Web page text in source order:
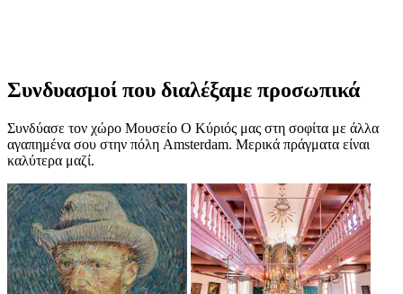
Συνδυασμοί που διαλέξαμε προσωπικά
Συνδύασε τον χώρο Μουσείο Ο Κύριός μας στη σοφίτα με άλλα
αγαπημένα σου στην πόλη Amsterdam. Μερικά πράγματα είναι
καλύτερα μαζί.